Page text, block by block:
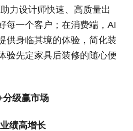
力设计师快速、高质量出
每一个客户；在消费端，AI
供身临其境的体验，简化装
验先定家具后装修的随心便
分级赢市场
绩高增长